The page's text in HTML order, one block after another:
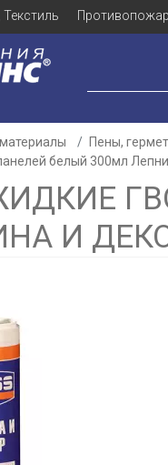
Пены,
белый 300мл
И
клиентов всех банков
платежей
Сегодня